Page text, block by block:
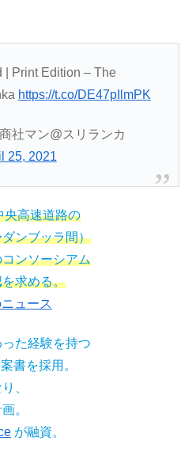
| Print Edition – The
https://t.co/DE47pIlmPK
マン@スリランカ
25, 2021
央高速道路の
ンブッラ間）
ンソーシアム
求める。
ュース
た経験を持つ
書を採用。
、
。
が融資。